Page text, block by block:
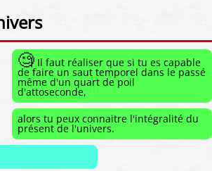
🧐 Il faut réaliser que si tu es capable
de faire un saut temporel dans le passé
même d'un quart de poil
d'attoseconde,
alors tu peux connaitre l'intégralité du
présent de l'univers.